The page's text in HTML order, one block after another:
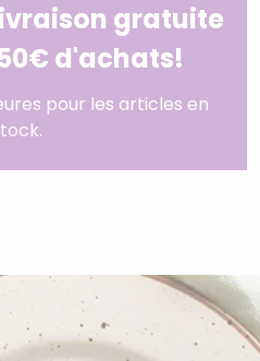
gratuite
d'achats!
pour les articles en